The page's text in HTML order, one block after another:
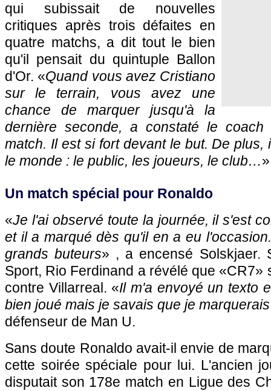
qui subissait de nouvelles
critiques après trois défaites en
quatre matchs, a dit tout le bien
qu'il pensait du quintuple Ballon
d'Or. «Quand vous avez Cristiano
sur le terrain, vous avez une
chance de marquer jusqu'à la
dernière seconde, a constaté le coach
match. Il est si fort devant le but. De plus,
le monde : le public, les joueurs, le club…»
Un match spécial pour Ronaldo
«Je l'ai observé toute la journée, il s'est
et il a marqué dès qu'il en a eu
grands buteurs» , a encensé Solskjaer.
Sport, Rio Ferdinand a révélé que «CR7»
contre Villarreal. «Il m'a envoyé un texto
bien joué mais je savais que je
défenseur de Man U.
Sans doute Ronaldo avait-il envie de
cette soirée spéciale pour lui. L'ancien
disputait son 178e match en Ligue des